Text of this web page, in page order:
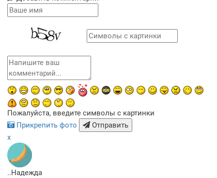
Пожалуйста, введите символы с картинки
Прикрепить фото
Отправить
x
..Надежда